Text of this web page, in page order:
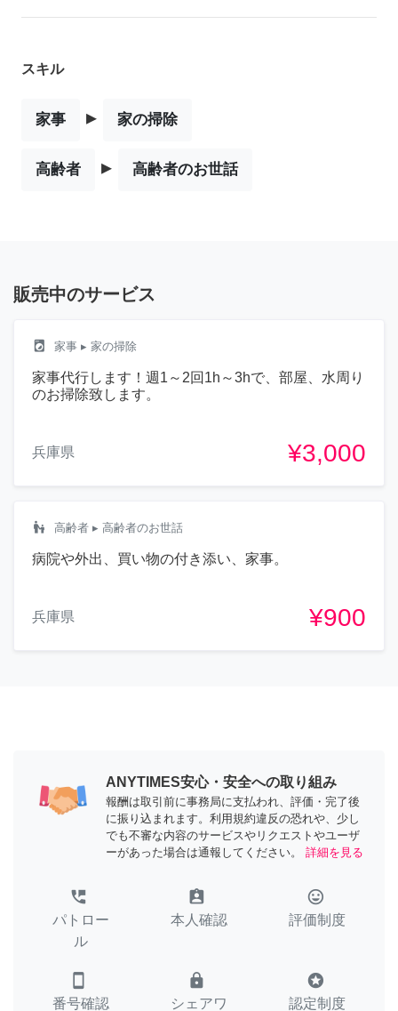
スキル
家事 ▸ 家の掃除
高齢者 ▸ 高齢者のお世話
販売中のサービス
local_laundry_service 家事 ▸ 家の掃除
家事代行します！週1～2回1h～3hで、部屋、水周り
のお掃除致します。
兵庫県 ¥3,000
escalator_warning 高齢者 ▸ 高齢者のお世話
病院や外出、買い物の付き添い、家事。
兵庫県 ¥900
ANYTIMES安心・安全への取り組み
報酬は取引前に事務局に支払われ、評価・完了後
に振り込まれます。利用規約違反の恐れや、少し
でも不審な内容のサービスやリクエストやユーザ
ーがあった場合は通報してください。
詳細を見る
perm_phone_msg
パトロー
ル
assignment_ind
本人確認
tag_faces
評価制度
smartphone
番号確認
lock
シェアワ
stars
認定制度